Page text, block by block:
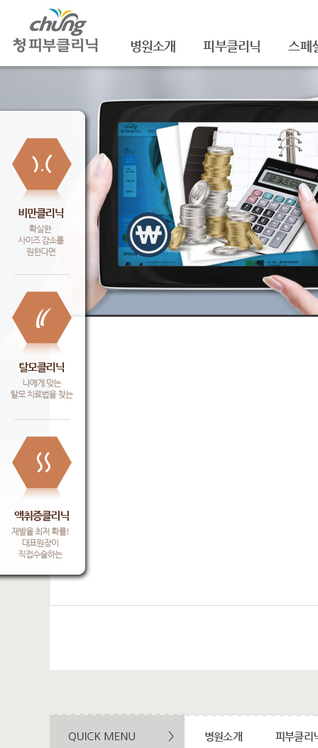
병원소개 피부클리닉 스페
진료안내
레이저장비소개
병원 둘러보기
찾아오시는 길
공지사항
여드름자국/흉터
기미/색소
주근깨/잡티
점/검버섯
문신제거
안면홍조
피부질환치료
셀라
주름/
제모
FNS
물광
아쿠
백옥
신데
슈
셀렉
병원소개 피부클리